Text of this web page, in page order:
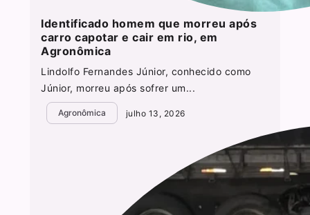
Identificado homem que morreu após
carro capotar e cair em rio, em
Agronômica
Lindolfo Fernandes Júnior, conhecido como
Júnior, morreu após sofrer um...
Agronômica julho 13, 2026